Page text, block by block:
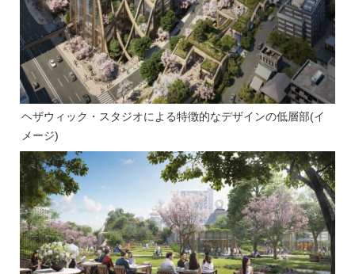
ヘザウィック・スタジオによる特徴的なデザインの低層部(イ
メージ)